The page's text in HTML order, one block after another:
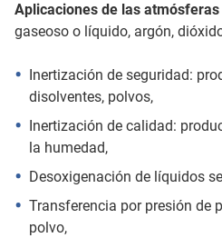
Aplicaciones de las
gaseoso o líquido, argón,
Inertización de seguridad:
disolventes, polvos,
Inertización de calidad:
la humedad,
Desoxigenación de líquidos
Transferencia por presión de
polvo,